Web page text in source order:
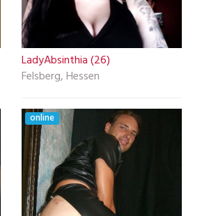
LadyAbsinthia (26)
Felsberg, Hessen
online